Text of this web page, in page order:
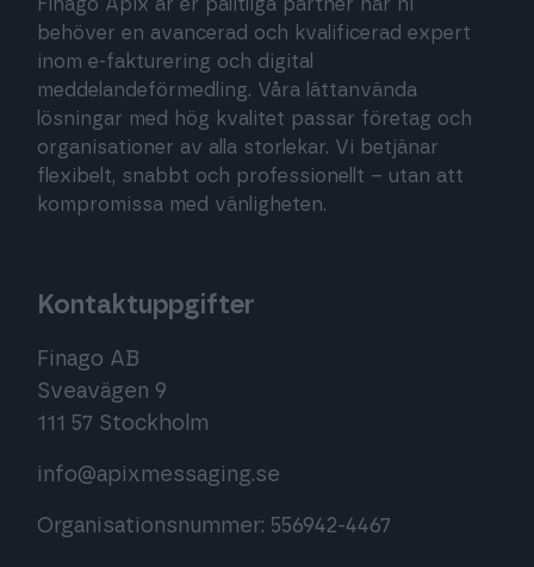
Finago Apix är er pålitliga partner när ni
behöver en avancerad och kvalificerad expert
inom e-fakturering och digital
meddelandeförmedling. Våra lättanvända
lösningar med hög kvalitet passar företag och
organisationer av alla storlekar. Vi betjänar
flexibelt, snabbt och professionellt – utan att
kompromissa med vänligheten.
Kontaktuppgifter
Finago AB
Sveavägen 9
111 57 Stockholm
info@apixmessaging.se
Organisationsnummer: 556942-4467